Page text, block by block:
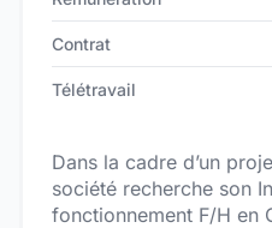
Contrat
Télétravail
Dans la cadre d’un
société recherche son
fonctionnement F/H en